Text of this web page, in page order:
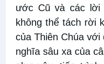
ước Cũ và các lời
không thể tách rời
của Thiên Chúa
nghĩa sâu xa của